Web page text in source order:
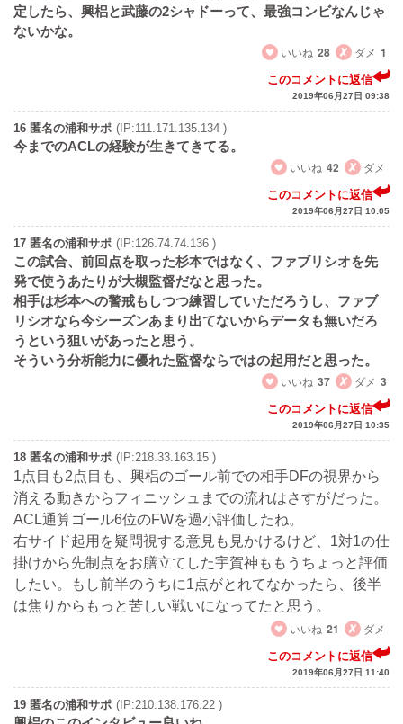
定したら、興梠と武藤の2シャドーって、最強コンビなんじゃ
ないかな。
いいね 28 ダメ 1
このコメントに返信
2019年06月27日 09:38
16 匿名の浦和サポ (IP:111.171.135.134 )
今までのACLの経験が生きてきてる。
いいね 42 ダメ
このコメントに返信
2019年06月27日 10:05
17 匿名の浦和サポ (IP:126.74.74.136 )
この試合、前回点を取った杉本ではなく、ファブリシオを先
発で使うあたりが大槻監督だなと思った。
相手は杉本への警戒もしつつ練習していただろうし、ファブ
リシオなら今シーズンあまり出てないからデータも無いだろ
うという狙いがあったと思う。
そういう分析能力に優れた監督ならではの起用だと思った。
いいね 37 ダメ 3
このコメントに返信
2019年06月27日 10:35
18 匿名の浦和サポ (IP:218.33.163.15 )
1点目も2点目も、興梠のゴール前での相手DFの視界から
消える動きからフィニッシュまでの流れはさすがだった。
ACL通算ゴール6位のFWを過小評価したね。
右サイド起用を疑問視する意見も見かけるけど、1対1の仕
掛けから先制点をお膳立てした宇賀神ももうちょっと評価
したい。もし前半のうちに1点がとれてなかったら、後半
は焦りからもっと苦しい戦いになってたと思う。
いいね 21 ダメ
このコメントに返信
2019年06月27日 11:40
19 匿名の浦和サポ (IP:210.138.176.22 )